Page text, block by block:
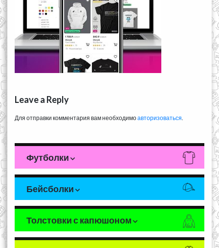
Leave a Reply
Для отправки комментария вам необходимоавторизоваться
Футболки
Бейсболки
Толстовки с капюшоном